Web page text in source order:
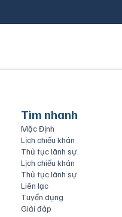
Tìm nhanh
Mặc Định
Lịch chiếu khán
Thủ tục lãnh sự
Lịch chiếu khán
Thủ tục lãnh sự
Liên lạc
Tuyển dụng
Giải đáp